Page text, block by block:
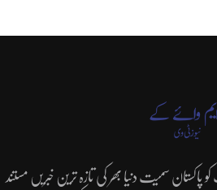
سمیت دنیا بھر کی تازہ ترین خبریں مستند